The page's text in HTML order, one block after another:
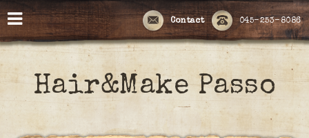
045-253-8086
Contact
Hair&Make Passo